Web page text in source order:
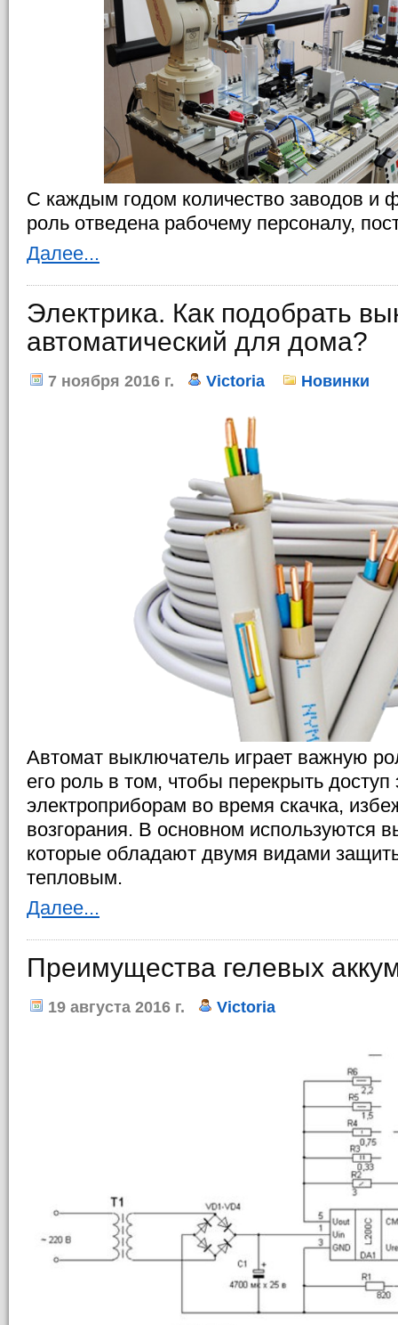
С каждым годом количество заводов и
роль отведена рабочему персоналу,
Далее...
Электрика. Как подобрать
автоматический для дома?
7 ноября 2016 г. Victoria Новинки
Автомат выключатель играет важную
его роль в том, чтобы перекрыть доступ
электроприборам во время скачка,
возгорания. В основном используются
которые обладают двумя видами
тепловым.
Далее...
Преимущества гелевых
19 августа 2016 г. Victoria